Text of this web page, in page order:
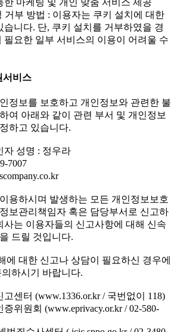
거부 방법 : 이용자는 쿠키 설치에 대한
습니다. 단, 쿠키 설치를 거부하였을 경
필요한 일부 서비스의 이용이 어려울 수
서비스
정보를 보호하고 개인정보와 관련한 불
여 아래와 같이 관련 부서 및 개인정보
하고 있습니다.
자 성명 : 정우라
7007
용하시며 발생하는 모든 개인정보보호
보관리책임자 혹은 담당부서로 신고하
사는 이용자들의 신고사항에 대해 신속
드릴 것입니다.
에 대한 신고나 상담이 필요하신 경우에
하시기 바랍니다.
센터 (www.1336.or.kr / 국번없이 118)
위원회 (www.eprivacy.or.kr / 02-580-